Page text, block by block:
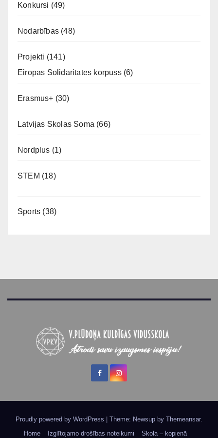
Konkursi (49)
Nodarbības (48)
Projekti (141)
Eiropas Solidaritātes korpuss(6)
Erasmus+ (30)
Latvijas Skolas Soma (66)
Nordplus (1)
STEM (18)
Sports (38)
Proudly powered by WordPress Theme: Newsup by Themeansar.
Home
Izglītojamo drošības noteikumi Skola – kopienā